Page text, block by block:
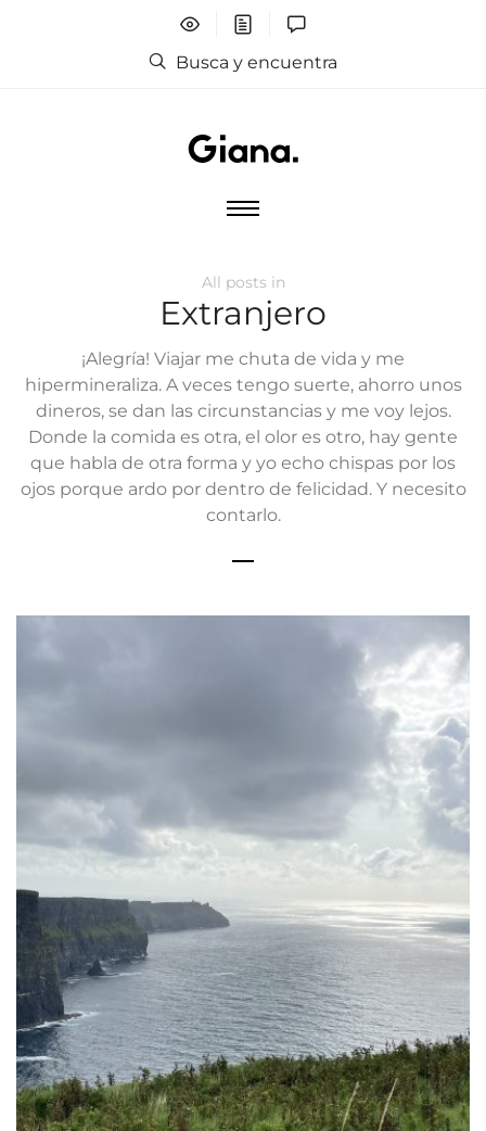
Busca y encuentra
All posts in
Extranjero
¡Alegría! Viajar me chuta de vida y me
hipermineraliza. A veces tengo suerte, ahorro unos
dineros, se dan las circunstancias y me voy lejos.
Donde la comida es otra, el olor es otro, hay gente
que habla de otra forma y yo echo chispas por los
ojos porque ardo por dentro de felicidad. Y necesito
contarlo.